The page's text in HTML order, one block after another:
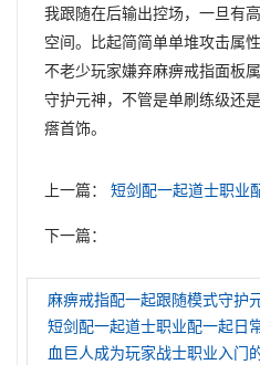
我跟随在后输出控场，一旦有
空间。比起简简单单堆攻击属
不老少玩家嫌弃麻痹戒指面板
守护元神，不管是单刷练级还
瘩首饰。
上一篇：短剑配一起道士职业
下一篇：
麻痹戒指配一起跟随模式守护
短剑配一起道士职业配一起日
血巨人成为玩家战士职业入门